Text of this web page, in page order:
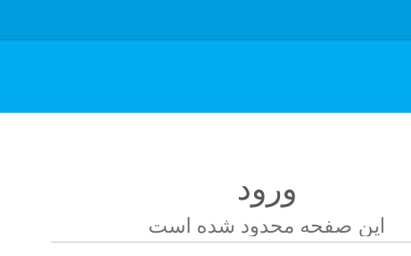
ورود
این صفحه محدود شده است